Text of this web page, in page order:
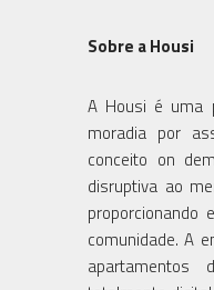
Sobre a Housi
A Housi é uma
moradia por
conceito on
disruptiva ao
proporcionando
comunidade. A
apartamentos